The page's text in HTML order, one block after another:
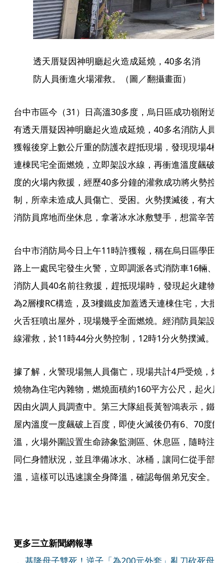
透天厝疑因神明廳起火造成延燒，40多名消
防人員衝進火場灌救。（圖／翻攝畫面）
台中市區今（31）日高溫30多度，烏日區成功嶺附近
有透天厝疑因神明廳起火造成延燒，40多名消防人員
獲報後穿上數公斤重的防護衣趕抵現場，發現現場4
連棟民宅全面燃燒，立即架設水線，再衝進溫度飆破
度的火場內救援，經歷40多分鐘的灌救成功將火勢控
制，所幸未造成人員傷亡、受困。火勢撲滅後，有大
消防員席地而坐休息，拿著冰水冰敷雙手，想當辛苦
台中市消防局今日上午11時許獲報，稱在烏日區學田
路上一處民宅發生火警，立即調派各式消防車16輛、
消防人員40名前往救援，趕抵現場時，發現起火建物
為2層樓RC構造，及3樓鐵皮加蓋透天連棟住宅，大批
火舌狂噴出屋外，現場幾乎全面燃燒。經消防員架設
線灌救，於11時44分火勢控制，12時1分火勢撲滅。
據了解，火警現場無人員傷亡，現場共計4戶受燒，
燒物為住宅內雜物，燃燒面積約160平方公尺，起火
因由火調人員調查中。第三大隊組長黃智鴻表示，鐵
屋內溫度一度飆破上百度，即使火滅後仍有6、70度
溫，火場外圍設置生命跡象監測區、休息區，隨時注
同仁身體狀況，並且準備冰水、冰桶，讓同仁從手部
溫，這樣可以迅速讓全身降溫，確認每個弟兄安全。
更多三立新聞網報導
基隆母子雙死！逆子「為200元外套」亂刀砍死